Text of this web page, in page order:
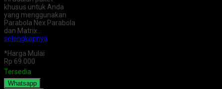
khusus untuk Anda
yang menggunakan
Parabola Nex Parabola
dan Matrix…
selengkapnya
*Harga Mulai
Rp 69.000
Tersedia
Whatsapp